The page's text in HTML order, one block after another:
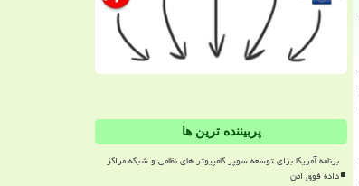
پربیننده ترین ها
برنامه آمریکا برای توسعه سوپر کامپیوتر های نظامی و شبکه مراکز
داده فوق امن